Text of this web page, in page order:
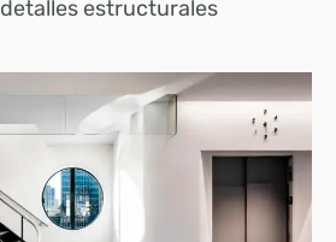
detalles estructurales